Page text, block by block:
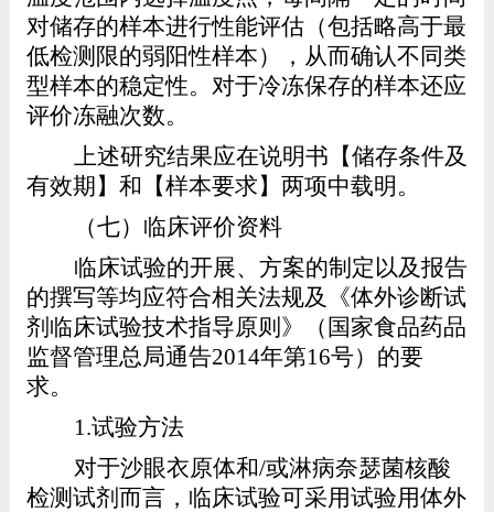
对储存的样本进行性能评估（包括略高于最
低检测限的弱阳性样本），从而确认不同类
型样本的稳定性。对于冷冻保存的样本还应
评价冻融次数。
上述研究结果应在说明书【储存条件及
有效期】和【样本要求】两项中载明。
（七）临床评价资料
临床试验的开展、方案的制定以及报告
的撰写等均应符合相关法规及《体外诊断试
剂临床试验技术指导原则》（国家食品药品
监督管理总局通告2014年第16号）的要
求。
1.试验方法
对于沙眼衣原体和/或淋病奈瑟菌核酸
检测试剂而言，临床试验可采用试验用体外